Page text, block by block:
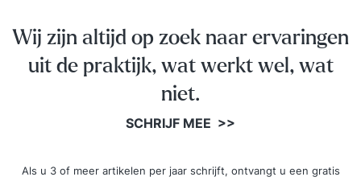
Wij zijn altijd op zoek naar ervaringen
uit de praktijk, wat werkt wel, wat
niet.
SCHRIJF MEE >>
Als u 3 of meer artikelen per jaar schrijft, ontvangt u een gratis